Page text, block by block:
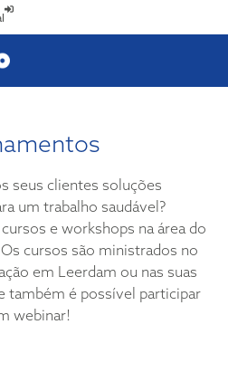
seus clientes soluções
um trabalho saudável?
e workshops na área do
cursos são ministrados no
em Leerdam ou nas suas
também é possível participar
webinar!